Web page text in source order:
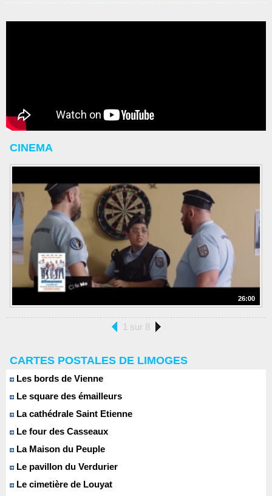
CINEMA
26:00
1 sur 8
CARTES POSTALES DE LIMOGES
Les bords de Vienne
Le square des émailleurs
La cathédrale Saint Etienne
Le four des Casseaux
La Maison du Peuple
Le pavillon du Verdurier
Le cimetière de Louyat